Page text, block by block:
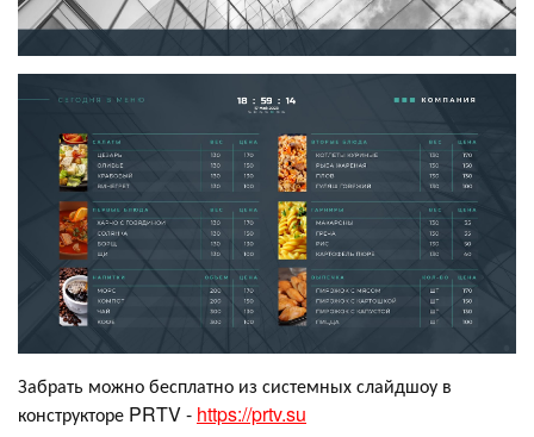
Забрать можно бесплатно из системных слайдшоу в
конструкторе PRTV - https://prtv.su